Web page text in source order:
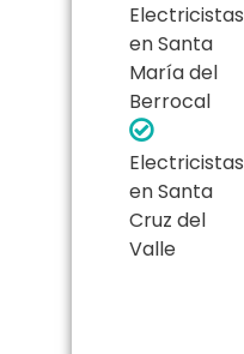
Electricistas
en Santa
María del
Berrocal
Electricistas
en Santa
Cruz del
Valle